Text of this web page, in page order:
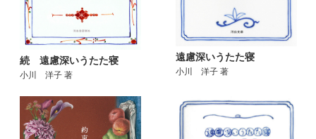
続 遠慮深いうたた寝
小川 洋子 著
遠慮深いうたた寝
小川 洋子 著